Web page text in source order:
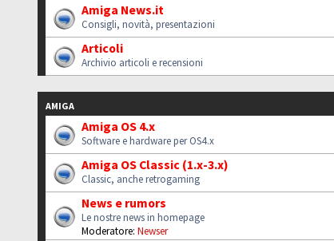
Amiga News.it
Consigli, novità, presentazioni
Articoli
Archivio articoli e recensioni
AMIGA
Amiga OS 4.x
Software e hardware per OS4.x
Amiga OS Classic (1.x-3.x)
Classic, anche retrogaming
News e rumors
Le nostre news in homepage
Moderatore: Newser